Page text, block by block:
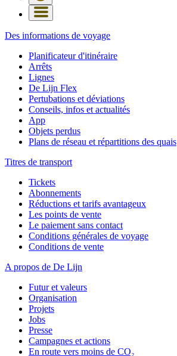
Des informations de voyage
Planificateur d'itinéraire
Arrêts
Lignes
De Lijn Flex
Pertubations et déviations
Conseils, infos et actualités
App
Objets perdus
Plans de réseau et répartitions des quais
Titres de transport
Tickets
Abonnements
Réductions et tarifs avantageux
Les points de vente
Le paiement sans contact
Conditions générales de voyage
Conditions de vente
A propos de De Lijn
Futur et valeurs
Organisation
Projets
Jobs
Presse
Campagnes et actions
En route vers moins de CO₂